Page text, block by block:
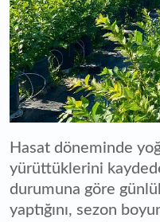
Hasat döneminde
yürüttüklerini
durumuna göre
yaptığını, sezon